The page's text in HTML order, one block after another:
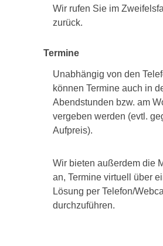
Wir rufen Sie im
zurück.
Termine
Unabhängig von den
können Termine auch in
Abendstunden bzw. am
vergeben werden (evtl.
Aufpreis).
Wir bieten außerdem die
an, Termine virtuell über
Lösung per Telefon/
durchzuführen.